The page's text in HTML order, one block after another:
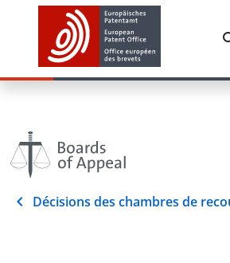
Décisions des chambres de